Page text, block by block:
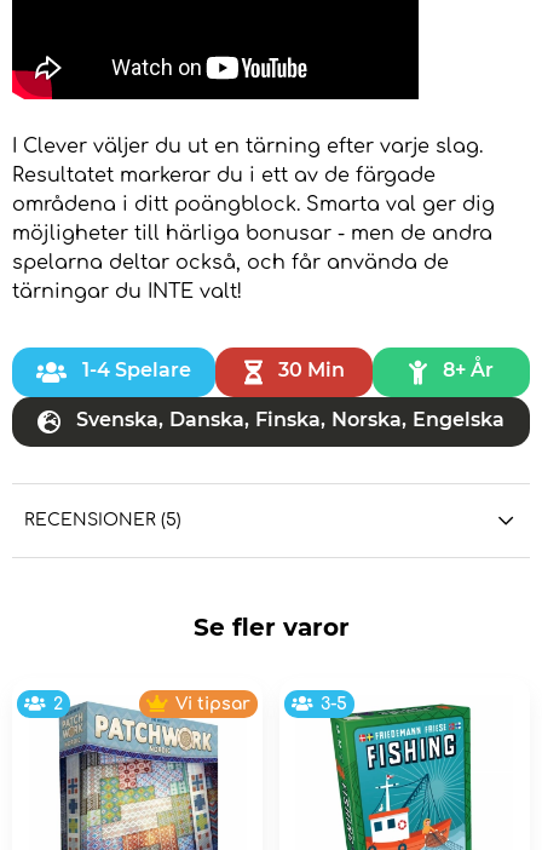
I Clever väljer du ut en tärning efter varje slag.
Resultatet markerar du i ett av de färgade
områdena i ditt poängblock. Smarta val ger dig
möjligheter till härliga bonusar - men de andra
spelarna deltar också, och får använda de
tärningar du INTE valt!
1-4 Spelare 30 Min 8+ År
Svenska, Danska, Finska, Norska, Engelska
RECENSIONER (5)
Se fler varor
2 Vi tipsar 3-5